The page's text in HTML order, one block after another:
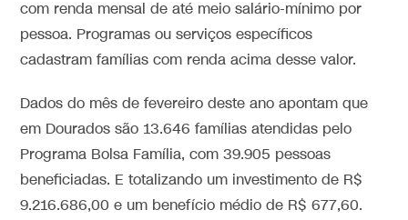
com renda mensal de até meio salário-mínimo por
pessoa. Programas ou serviços específicos
cadastram famílias com renda acima desse valor.
Dados do mês de fevereiro deste ano apontam que
em Dourados são 13.646 famílias atendidas pelo
Programa Bolsa Família, com 39.905 pessoas
beneficiadas. E totalizando um investimento de R$
9.216.686,00 e um benefício médio de R$ 677,60.